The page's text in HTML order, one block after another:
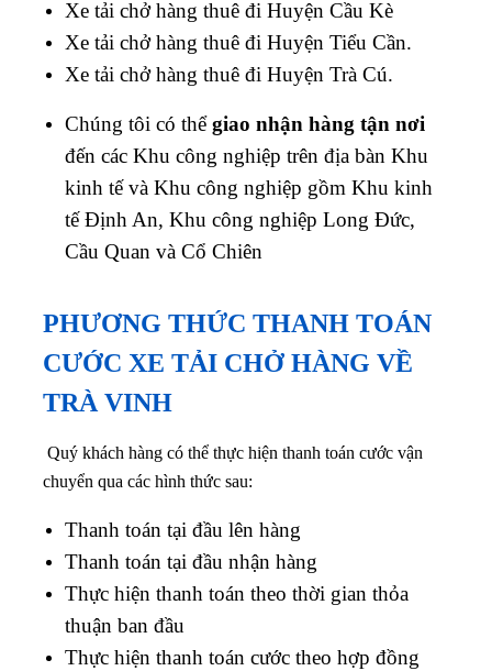
Xe tải chở hàng thuê đi Huyện Cầu Kè
Xe tải chở hàng thuê đi Huyện Tiểu Cần.
Xe tải chở hàng thuê đi Huyện Trà Cú.
Chúng tôi có thểgiao nhận hàng tận nơi
đến các Khu công nghiệp trên địa bàn Khu
kinh tế và Khu công nghiệp gồm Khu kinh
tế Định An, Khu công nghiệp Long Đức,
Cầu Quan và Cổ Chiên
PHƯƠNG THỨC THANH TOÁN
CƯỚC XE TẢI CHỞ HÀNG VỀ
TRÀ VINH
Quý khách hàng có thể thực hiện thanh toán cước vận
chuyển qua các hình thức sau:
Thanh toán tại đầu lên hàng
Thanh toán tại đầu nhận hàng
Thực hiện thanh toán theo thời gian thỏa
thuận ban đầu
Thực hiện thanh toán cước theo hợp đồng